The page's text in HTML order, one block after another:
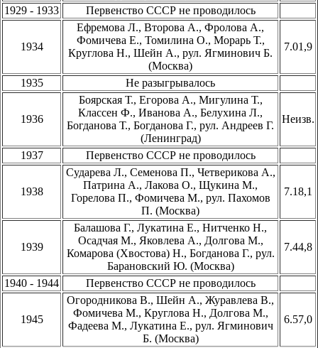
1929 - 1933 Первенство СССР не проводилось
1934
Ефремова Л., Второва А., Фролова А.,
Фомичева Е., Томилина О., Морарь Т.,
Круглова Н., Шейн А., рул. Ягминович Б.
(Москва)
7.01,9
1935 Не разыгрывалось
1936
Боярская Т., Егорова А., Мигулина Т.,
Классен Ф., Иванова А., Белухина Л.,
Богданова Т., Богданова Г., рул. Андреев Г.
(Ленинград)
Неизв.
1937 Первенство СССР не проводилось
1938
Сударева Л., Семенова П., Четверикова А.,
Патрина А., Лакова О., Щукина М.,
Горелова П., Фомичева М., рул. Пахомов
П. (Москва)
7.18,1
1939
Балашова Г., Лукатина Е., Нитченко Н.,
Осадчая М., Яковлева А., Долгова М.,
Комарова (Хвостова) Н., Богданова Г., рул.
Барановский Ю. (Москва)
7.44,8
1940 - 1944 Первенство СССР не проводилось
1945
Огородникова В., Шейн А., Журавлева В.,
Фомичева М., Круглова Н., Долгова М.,
Фадеева М., Лукатина Е., рул. Ягминович
Б. (Москва)
6.57,0